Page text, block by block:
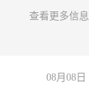
查看更多信息
08月08日